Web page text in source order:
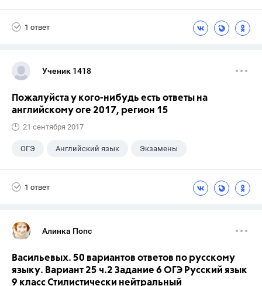
1 ответ
Ученик 1418
Пожалуйста у кого-нибудь есть ответы на
английскому оге 2017, регион 15
21 сентября 2017
ОГЭ Английский язык Экзамены
1 ответ
Алинка Попс
Васильевых. 50 вариантов ответов по русскому
языку. Вариант 25 ч.2 Задание 6 ОГЭ Русский язык
9 класс Стилистически нейтральный